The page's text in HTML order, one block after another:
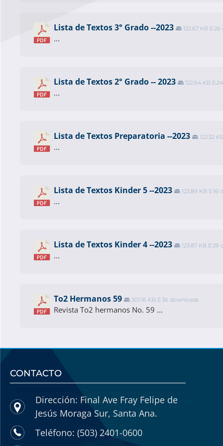
Lista de Textos 3° Grado --2023 122.67 KB 26
...
Lista de Textos 2° Grado -- 2023 122.64 KB
...
Lista de Textos Preparatoria --2023 122.32
...
Lista de Textos Kinder 5 --2023 123.89 KB 16
...
Lista de Textos Kinder 4 --2023 123.87 KB 29
...
To2 Hermanos 59 301.16 KB 36 downloads
Revista To2 hermanos No. 59 ...
CONTACTO
Dirección: Final Ave Fray Felipe de
Jesús Moraga Sur, Santa Ana.
Teléfono: (503) 2401-0600